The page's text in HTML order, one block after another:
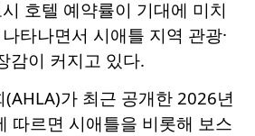
호텔 예약률이 기대에 미치
타나면서 시애틀 지역 관광·
감이 커지고 있다.
가 최근 공개한 2026년
따르면 시애틀을 비롯해 보스